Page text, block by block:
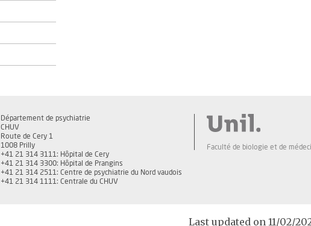
Département de psychiatrie
CHUV
Route de Cery 1
1008 Prilly
+41 21 314 3111: Hôpital de Cery
+41 21 314 3300: Hôpital de Prangins
+41 21 314 2511: Centre de psychiatrie du Nord vaudois
+41 21 314 1111: Centrale du CHUV
Faculté de biologie et de
Last updated on 11/02/